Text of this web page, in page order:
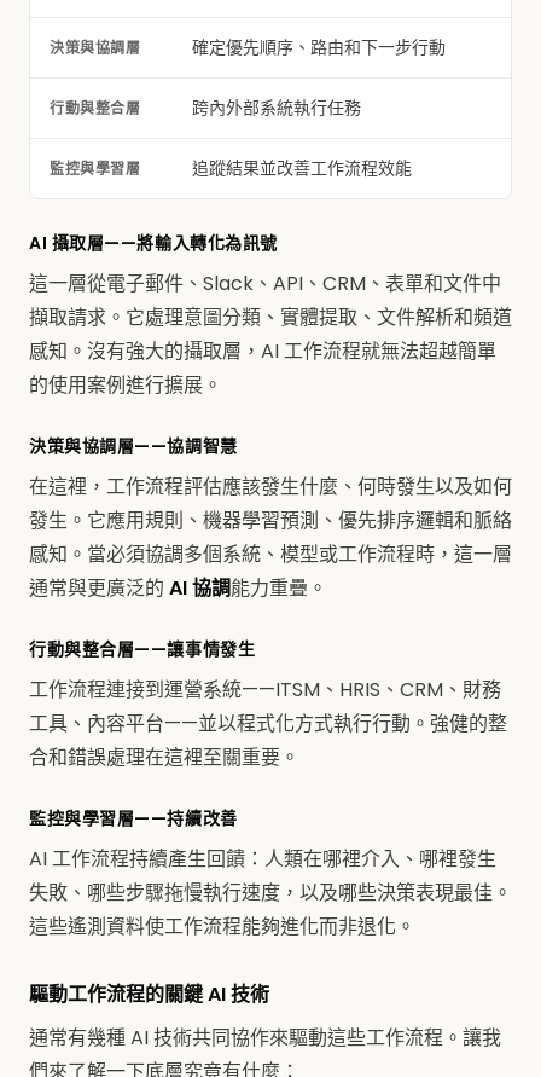
決策與協調層 確定優先順序、路由和下一步行動
行動與整合層 跨內外部系統執行任務
監控與學習層 追蹤結果並改善工作流程效能
AI 攝取層——將輸入轉化為訊號
這一層從電子郵件、Slack、API、CRM、表單和文件中
擷取請求。它處理意圖分類、實體提取、文件解析和頻道
感知。沒有強大的攝取層，AI 工作流程就無法超越簡單
的使用案例進行擴展。
決策與協調層——協調智慧
在這裡，工作流程評估應該發生什麼、何時發生以及如何
發生。它應用規則、機器學習預測、優先排序邏輯和脈絡
感知。當必須協調多個系統、模型或工作流程時，這一層
通常與更廣泛的 AI 協調能力重疊。
行動與整合層——讓事情發生
工作流程連接到運營系統——ITSM、HRIS、CRM、財務
工具、內容平台——並以程式化方式執行行動。強健的整
合和錯誤處理在這裡至關重要。
監控與學習層——持續改善
AI 工作流程持續產生回饋：人類在哪裡介入、哪裡發生
失敗、哪些步驟拖慢執行速度，以及哪些決策表現最佳。
這些遙測資料使工作流程能夠進化而非退化。
驅動工作流程的關鍵 AI 技術
通常有幾種 AI 技術共同協作來驅動這些工作流程。讓我
們來了解一下底層究竟有什麼：